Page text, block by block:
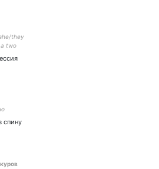
he/theyㅤ
a two
спину